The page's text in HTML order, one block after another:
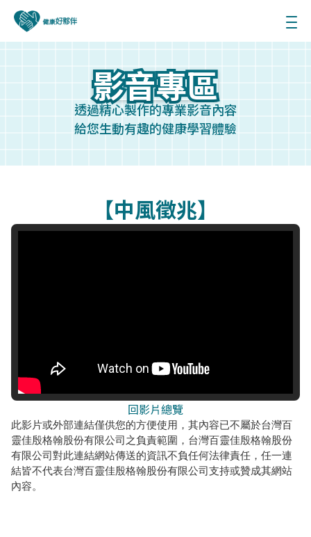
影音專區
影音專區
透過精心製作的專業影音內容
給您生動有趣的健康學習體驗
【中風徵兆】
回影片總覽
此影片或外部連結僅供您的方便使用，其內容已不屬於台灣百
靈佳殷格翰股份有限公司之負責範圍，台灣百靈佳殷格翰股份
有限公司對此連結網站傳送的資訊不負任何法律責任，任一連
結皆不代表台灣百靈佳殷格翰股份有限公司支持或贊成其網站
內容。